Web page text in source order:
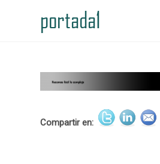
portada1
Compartir en: